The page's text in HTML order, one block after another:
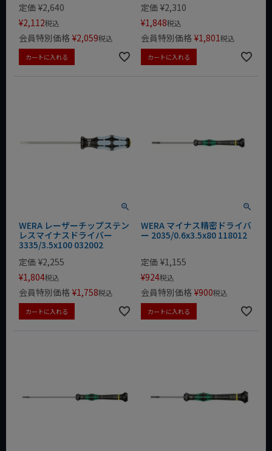
定価 ¥2,640
¥2,112税込
会員特別価格 ¥2,059税込
カートに入れる
定価 ¥2,310
¥1,848税込
会員特別価格 ¥1,801税込
カートに入れる
WERA レーザーチップステン
レスマイナスドライバー
3335/3.5x100 032002
定価 ¥2,255
¥1,804税込
会員特別価格 ¥1,758税込
カートに入れる
WERA マイナス精密ドライバ
ー 2035/0.6x3.5x80 118012
定価 ¥1,155
¥924税込
会員特別価格 ¥900税込
カートに入れる